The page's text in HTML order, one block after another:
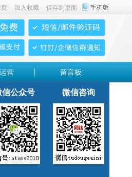
加入收藏 保存到桌面
营 留言板
信公众号 微信咨询